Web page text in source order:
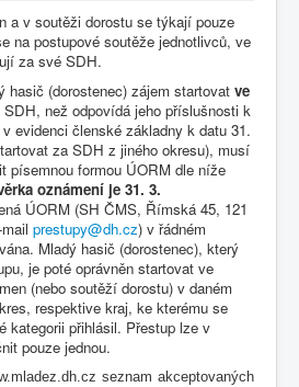
a v soutěži dorostu se týkají pouze
na postupové soutěže jednotlivců, ve
za své SDH.
hasič (dorostenec) zájem startovat ve
SDH, než odpovídá jeho příslušnosti k
evidenci členské základny k datu 31.
za SDH z jiného okresu), musí
písemnou formou ÚORM dle níže
oznámení je 31. 3.
ÚORM (SH ČMS, Římská 45, 121
prestupy@dh.cz) v řádném
Mladý hasič (dorostenec), který
je poté oprávněn startovat ve
(nebo soutěží dorostu) v daném
respektive kraj, ke kterému se
kategorii přihlásil. Přestup lze v
pouze jednou.
seznam akceptovaných